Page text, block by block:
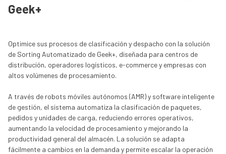
Geek+
Optimice sus procesos de clasificación y despacho con la solución
de Sorting Automatizado de Geek+, diseñada para centros de
distribución, operadores logísticos, e-commerce y empresas con
altos volúmenes de procesamiento.
A través de robots móviles autónomos (AMR) y software inteligente
de gestión, el sistema automatiza la clasificación de paquetes,
pedidos y unidades de carga, reduciendo errores operativos,
aumentando la velocidad de procesamiento y mejorando la
productividad general del almacén. La solución se adapta
fácilmente a cambios en la demanda y permite escalar la operación